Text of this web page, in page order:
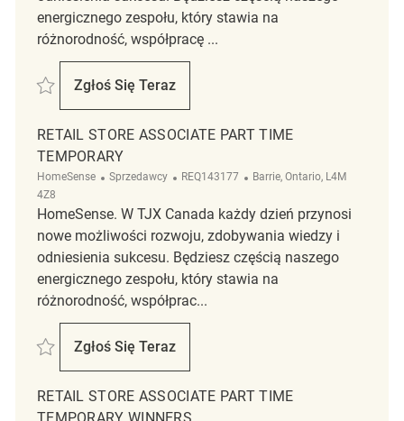
energicznego zespołu, który stawia na
różnorodność, współpracę ...
Zapisać Temp part time Associate REQ137358
Zgłoś Się Teraz
Temp Part Time Associate
RETAIL STORE ASSOCIATE PART TIME
TEMPORARY
HomeSense Kategoria
Sprzedawcy ReqId
REQ143177 Lokalizacja
Barrie, Ontario, L4M
4Z8
HomeSense. W TJX Canada każdy dzień przynosi
nowe możliwości rozwoju, zdobywania wiedzy i
odniesienia sukcesu. Będziesz częścią naszego
energicznego zespołu, który stawia na
różnorodność, współprac...
Zapisać Retail Store Associate Part Time Temporary REQ143177
Zgłoś Się Teraz
Retail Store Associate Part Time
RETAIL STORE ASSOCIATE PART TIME
TEMPORARY WINNERS